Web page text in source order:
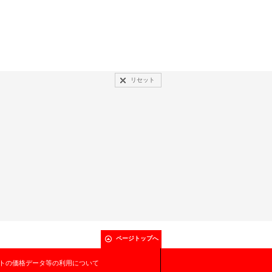
リセット
ページトップへ
の価格データ等の利用について